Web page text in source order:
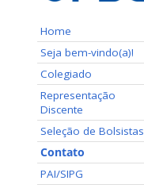
Home
Seja bem-vindo(a)!
Colegiado
Representação
Discente
Seleção de Bolsistas
Contato
PAI/SIPG